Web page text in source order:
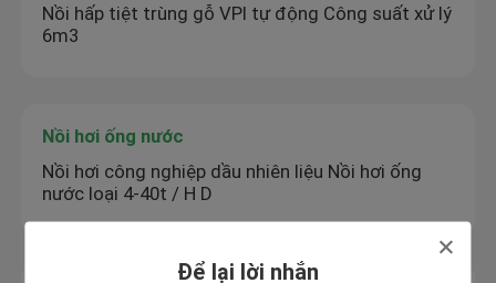
Để lại lời nhắn
Nồi hấp tiệt trùng gỗ VPI tự động Công suất xử lý
6m3
Nồi hơi ống nước
Nồi hơi công nghiệp dầu nhiên liệu Nồi hơi ống
nước loại 4-40t / H D